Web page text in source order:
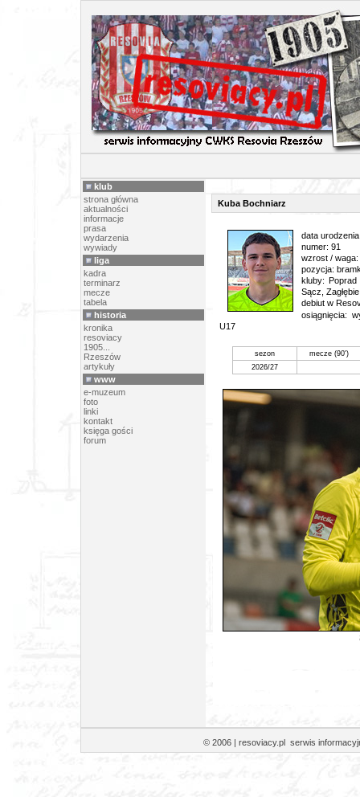
klub
strona główna
aktualności
informacje
prasa
wydarzenia
wywiady
liga
kadra
terminarz
mecze
tabela
historia
kronika
resoviacy
1905...
Rzeszów
artykuły
www
e-muzeum
foto
linki
kontakt
księga gości
forum
Kuba Bochniarz
data
numer: 91
wzrost / waga:
pozycja:
kluby: Poprad
Sącz,
debiut w
osiągnięcia:
U17
sezon
mecze (90')
2026/27
© 2006 | resoviacy.pl serwis